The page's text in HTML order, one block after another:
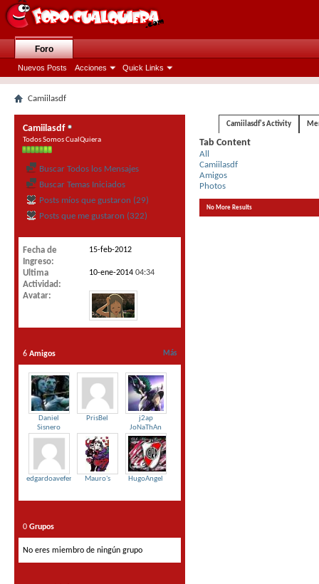
Foro
Nuevos Posts Acciones Quick Links
Camiilasdf
Camiilasdf
Todos Somos CualQuiera
Buscar Todos los Mensajes
Buscar Temas Iniciados
Posts míos que gustaron (29)
Posts que me gustaron (322)
Fecha de
Ingreso
15-feb-2012
Ultima
Actividad
10-ene-2014 04:34
Avatar
Más
6 Amigos
Daniel
Sisnero
PrisBel
j2ap
JoNaThAn
edgardoavefenix Mauro's HugoAngel
0 Grupos
No eres miembro de ningún grupo
Camiilasdf's Activity
Tab Content
All
Camiilasdf
Amigos
Photos
No More Results